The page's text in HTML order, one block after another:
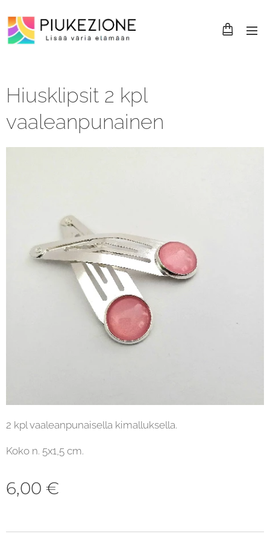
Hiusklipsit 2 kpl
vaaleanpunainen
2 kpl vaaleanpunaisella kimalluksella.
Koko n. 5x1,5 cm.
6,00 €